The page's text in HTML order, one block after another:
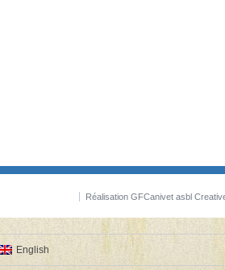
Réalisation GFCanivet asbl
English